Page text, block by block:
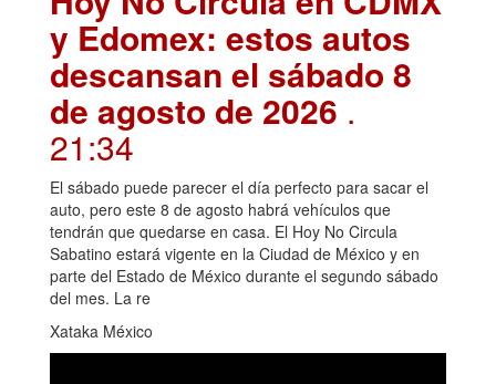
y Edomex: estos autos
descansan el sábado 8
de agosto de 2026 .
21:34
El sábado puede parecer el día perfecto para sacar el
auto, pero este 8 de agosto habrá vehículos que
tendrán que quedarse en casa. El Hoy No Circula
Sabatino estará vigente en la Ciudad de México y en
parte del Estado de México durante el segundo sábado
del mes. La re
Xataka México